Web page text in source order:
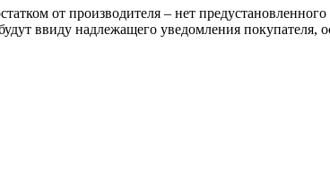
от производителя – нет
ввиду надлежащего уведомления покупателя,